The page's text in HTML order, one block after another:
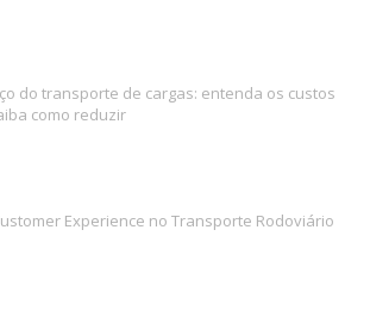
do transporte de cargas: entenda os custos
como reduzir
Experience no Transporte Rodoviário